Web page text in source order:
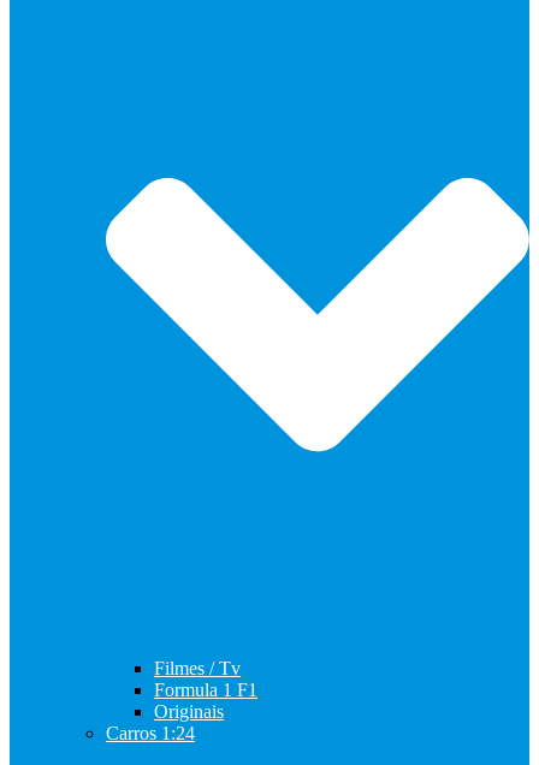
Filmes / Tv
Formula 1 F1
Originais
Carros 1:24